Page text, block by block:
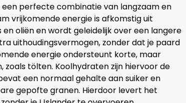
een perfecte combinatie van langzaam en
vrijkomende energie is afkomstig uit
en oliën en wordt geleidelijk over een langere
uithoudingsvermogen, zonder dat je paard
energie ondersteunt korte, maar
zoals tölten. Koolhydraten zijn hiervoor de
een normaal gehalte aan suiker en
gepofte granen. Hierdoor levert het